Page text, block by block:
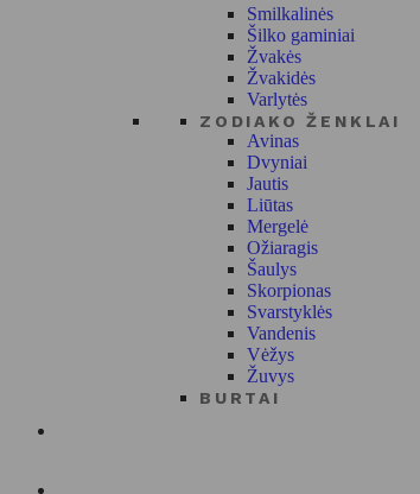
Smilkalinės
Šilko gaminiai
Žvakės
Žvakidės
Varlytės
ZODIAKO ŽENKLAI
Avinas
Dvyniai
Jautis
Liūtas
Mergelė
Ožiaragis
Šaulys
Skorpionas
Svarstyklės
Vandenis
Vėžys
Žuvys
BURTAI